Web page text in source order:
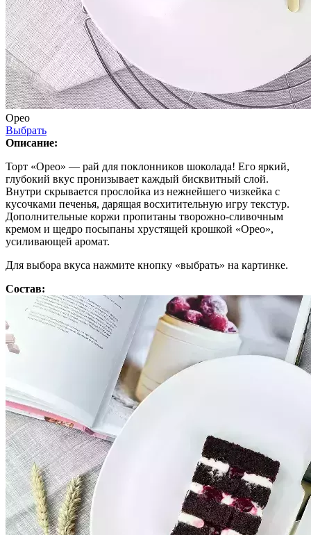
Орео
Выбрать
Описание:
Торт «Орео» — рай для поклонников шоколада! Его яркий,
глубокий вкус пронизывает каждый бисквитный слой.
Внутри скрывается прослойка из нежнейшего чизкейка с
кусочками печенья, дарящая восхитительную игру текстур.
Дополнительные коржи пропитаны творожно-сливочным
кремом и щедро посыпаны хрустящей крошкой «Орео»,
усиливающей аромат.
Для выбора вкуса нажмите кнопку «выбрать» на картинке.
Состав: